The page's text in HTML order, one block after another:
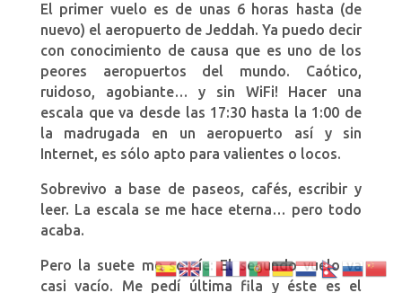
El primer vuelo es de unas 6 horas hasta (de
nuevo) el aeropuerto de Jeddah. Ya puedo decir
con conocimiento de causa que es uno de los
peores aeropuertos del mundo. Caótico,
ruidoso, agobiante… y sin WiFi! Hacer una
escala que va desde las 17:30 hasta la 1:00 de
la madrugada en un aeropuerto así y sin
Internet, es sólo apto para valientes o locos.
Sobrevivo a base de paseos, cafés, escribir y
leer. La escala se me hace eterna… pero todo
acaba.
Pero la suete me sonríe: El segundo vuelo va
casi vacío. Me pedí última fila y éste es el